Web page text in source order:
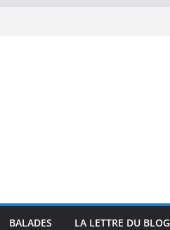
BALADES LA LETTRE DU BLOG